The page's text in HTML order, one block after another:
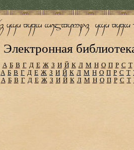
Электронная
А Б В Г Д Е Ж З И Й К Л М Н О П Р С Т
А Б В Г Д Е Ж З И Й К Л М Н О П Р С Т
А Б В Г Д Е Ж З И Й К Л М Н О П Р С Т